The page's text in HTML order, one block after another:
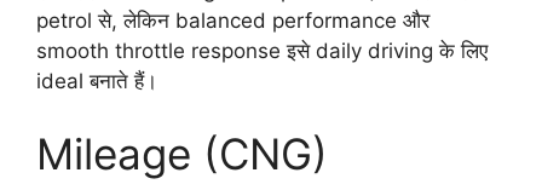
petrol से, लेकिन balanced performance और
smooth throttle response इसे daily driving के लिए
ideal बनाते हैं।
Mileage (CNG)